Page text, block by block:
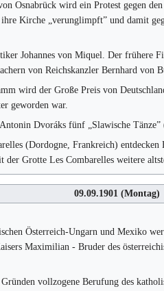
Osnabrück wird ein Protest gegen
Kirche „verunglimpft” und damit
Johannes von Miquel. Der frühere
von Reichskanzler Bernhard von
wird der Große Preis von
geworden war.
Dvoráks fünf „Slawische
(Dordogne, Frankreich)
Grotte Les Combarelles weitere
09.09.1901 (Montag)
Österreich-Ungarn und Mexiko
Maximilian - Bruder des
vollzogene Berufung des